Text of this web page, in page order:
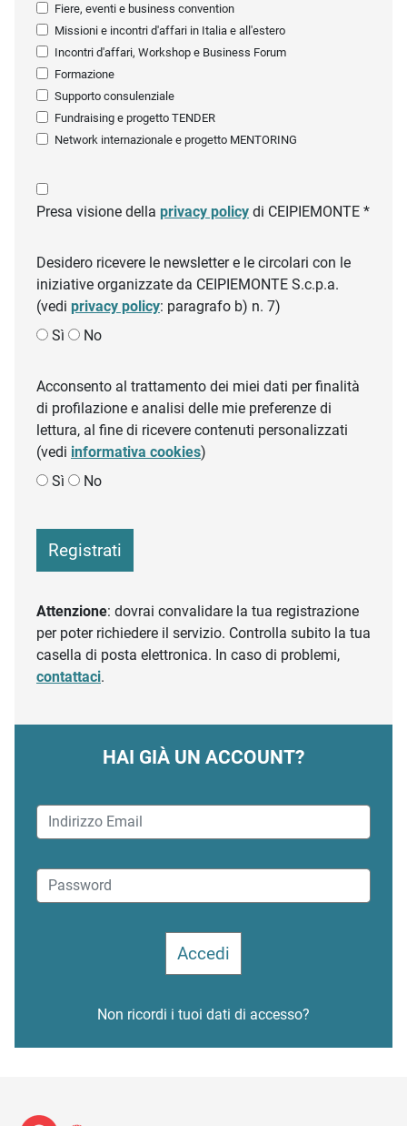
Fiere, eventi e business convention
Missioni e incontri d'affari in Italia e all'estero
Incontri d'affari, Workshop e Business Forum
Formazione
Supporto consulenziale
Fundraising e progetto TENDER
Network internazionale e progetto MENTORING
Presa visione della privacy policy di CEIPIEMONTE *
Desidero ricevere le newsletter e le circolari con le
iniziative organizzate da CEIPIEMONTE S.c.p.a.
(vedi privacy policy: paragrafo b) n. 7)
Sì
No
Acconsento al trattamento dei miei dati per finalità
di profilazione e analisi delle mie preferenze di
lettura, al fine di ricevere contenuti personalizzati
(vedi informativa cookies)
Sì
No
Registrati
Attenzione: dovrai convalidare la tua registrazione
per poter richiedere il servizio. Controlla subito la tua
casella di posta elettronica. In caso di problemi,
contattaci.
HAI GIÀ UN ACCOUNT?
Non ricordi i tuoi dati di accesso?